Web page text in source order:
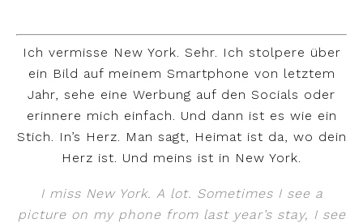
Ich vermisse New York. Sehr. Ich stolpere über
ein Bild auf meinem Smartphone von letztem
Jahr, sehe eine Werbung auf den Socials oder
erinnere mich einfach. Und dann ist es wie ein
Stich. In’s Herz. Man sagt, Heimat ist da, wo dein
Herz ist. Und meins ist in New York.
I miss New York. A lot. Sometimes I see a
picture on my phone from last year’s stay, I see